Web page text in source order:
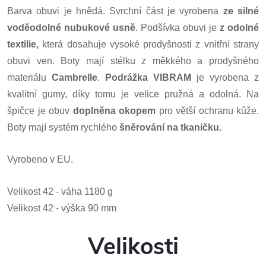
Barva obuvi je hnědá. Svrchní část je vyrobena ze silné
voděodolné nubukové usně. Podšívka obuvi je z odolné
textilie, která dosahuje vysoké prodyšnosti z vnitřní strany
obuvi ven. Boty mají stélku z měkkého a prodyšného
materiálu Cambrelle. Podrážka VIBRAM
je vyrobena z
kvalitní gumy, díky tomu je velice pružná a odolná. Na
špičce je obuv doplněna okopem pro větší ochranu kůže.
Boty mají systém rychlého šněrování na tkaničku.
Vyrobeno v EU.
Velikost 42 - váha 1180 g
Velikost 42 - výška 90 mm
Velikosti